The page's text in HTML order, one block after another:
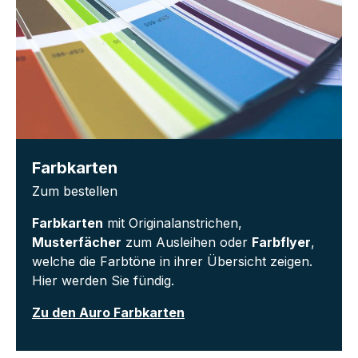
Farbkarten
Zum bestellen
Farbkarten mit Originalanstrichen,
Musterfächer zum Ausleihen oder Farbflyer,
welche die Farbtöne in ihrer Übersicht zeigen.
Hier werden Sie fündig.
Zu den Auro Farbkarten